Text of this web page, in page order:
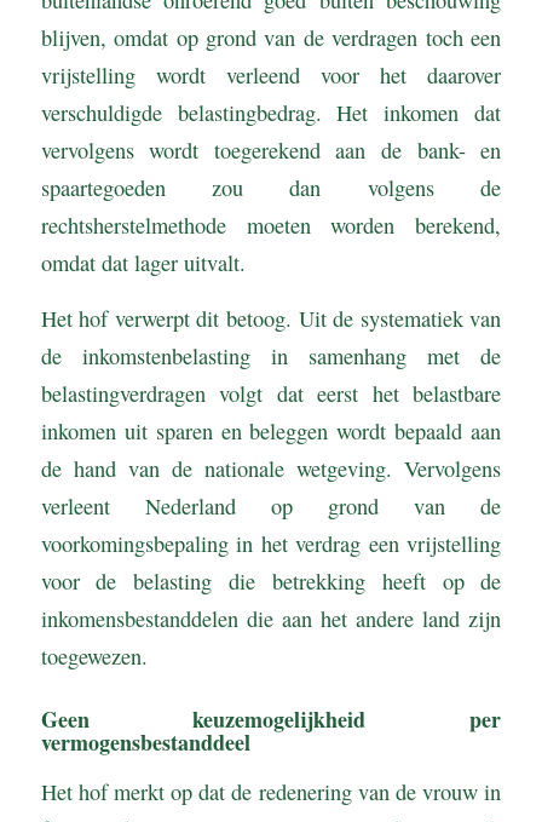
blijven, omdat op grond van de verdragen toch een
vrijstelling wordt verleend voor het daarover
verschuldigde belastingbedrag. Het inkomen dat
vervolgens wordt toegerekend aan de bank- en
spaartegoeden zou dan volgens de
rechtsherstelmethode moeten worden berekend,
omdat dat lager uitvalt.
Het hof verwerpt dit betoog. Uit de systematiek van
de inkomstenbelasting in samenhang met de
belastingverdragen volgt dat eerst het belastbare
inkomen uit sparen en beleggen wordt bepaald aan
de hand van de nationale wetgeving. Vervolgens
verleent Nederland op grond van de
voorkomingsbepaling in het verdrag een vrijstelling
voor de belasting die betrekking heeft op de
inkomensbestanddelen die aan het andere land zijn
toegewezen.
Geen keuzemogelijkheid per
vermogensbestanddeel
Het hof merkt op dat de redenering van de vrouw in